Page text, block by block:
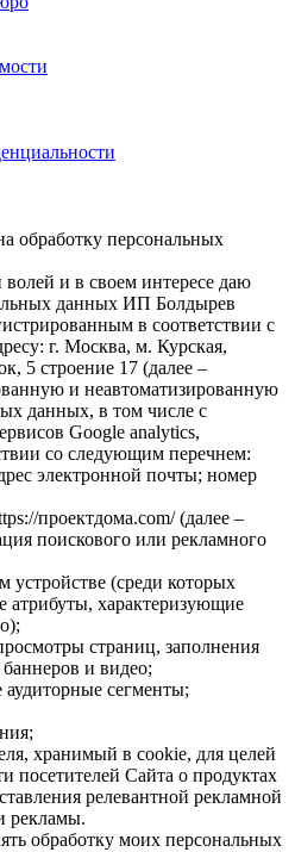
обработку персональных
и в своем интересе даю
данных ИП Болдырев
в соответствии с
г. Москва, м. Курская,
5 строение 17 (далее –
и неавтоматизированную
данных, в том числе с
Google analytics,
со следующим перечнем:
электронной почты; номер
проектдома.com/ (далее –
поискового или рекламного
устройстве (среди которых
атрибуты, характеризующие
страниц, заполнения
и видео;
сегменты;
хранимый в cookie, для целей
посетителей Сайта о продуктах
релевантной рекламной
рекламы.
обработку моих персональных